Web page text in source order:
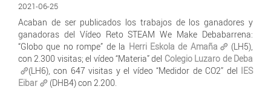
2021-06-25
Acaban de ser publicados los trabajos de los ganadores y
ganadoras del Vídeo Reto STEAM We Make Debabarrena:
“Globo que no rompe” de la Herri Eskola de Amaña
(LH5),
con 2.300 visitas; el vídeo “Materia” del Colegio Luzaro de Deba
(LH6), con 647 visitas y el vídeo “Medidor de CO2” del IES
Eibar
(DHB4) con 2.200.